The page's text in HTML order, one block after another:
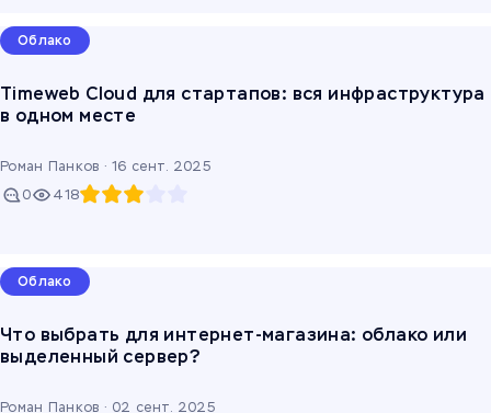
Облако
Timeweb Cloud для стартапов: вся инфраструктура
в одном месте
Роман Панков ·16 сент. 2025
0
418
Облако
Что выбрать для интернет-магазина: облако или
выделенный сервер?
Роман Панков · 02 сент. 2025